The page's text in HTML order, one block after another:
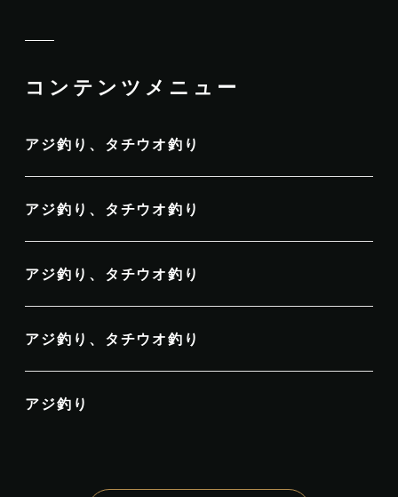
コンテンツメニュー
アジ釣り、タチウオ釣り
アジ釣り、タチウオ釣り
アジ釣り、タチウオ釣り
アジ釣り、タチウオ釣り
アジ釣り